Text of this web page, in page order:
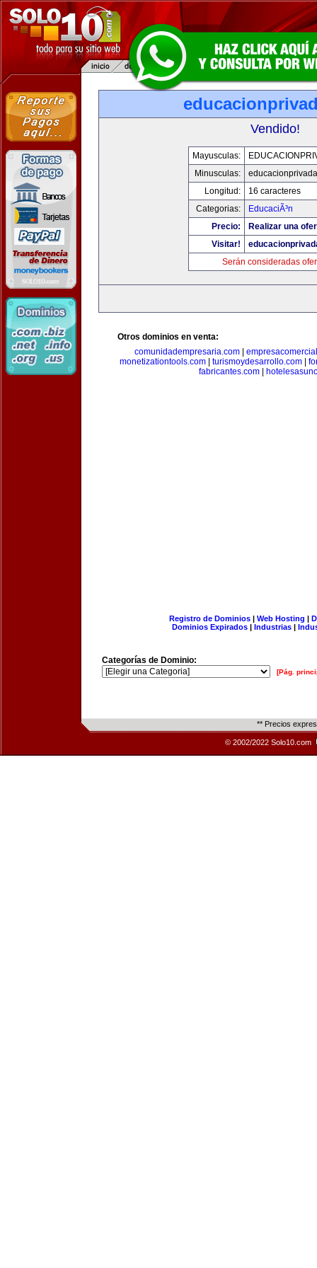
Vendido!
Mayusculas:
Minusculas:
Longitud:
16 caracteres
Categorias:
EducaciÃ³n
Precio:
Realizar una
Visitar!
Serán consideradas
Otros dominios en venta:
comunidadempresaria.com
monetizationtools.com| turismoydesarrollo.com|
fabricantes.com|
Registro de Dominios| Web Hosting |
Dominios Expirados | Industrias |
Categorías de Dominio:
[Pág.
** Precios
© 2002/2022 Solo10.com